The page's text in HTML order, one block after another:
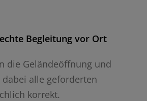
Begleitung vor Ort
die Geländeöffnung und
alle geforderten
korrekt.